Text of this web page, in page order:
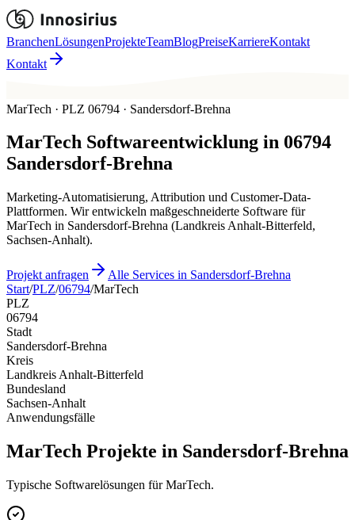
BranchenLösungenProjekteTeamBlogPreiseKarriereKontakt
Kontakt
MarTech · PLZ 06794 · Sandersdorf-Brehna
MarTech Softwareentwicklung in 06794
Sandersdorf-Brehna
Marketing-Automatisierung, Attribution und Customer-Data-
Plattformen. Wir entwickeln maßgeschneiderte Software für
MarTech in Sandersdorf-Brehna (Landkreis Anhalt-Bitterfeld,
Sachsen-Anhalt).
Projekt anfragen
Alle Services in Sandersdorf-Brehna
Start/PLZ/06794/MarTech
PLZ
06794
Stadt
Sandersdorf-Brehna
Kreis
Landkreis Anhalt-Bitterfeld
Bundesland
Sachsen-Anhalt
Anwendungsfälle
MarTech Projekte in Sandersdorf-Brehna
Typische Softwarelösungen für MarTech.